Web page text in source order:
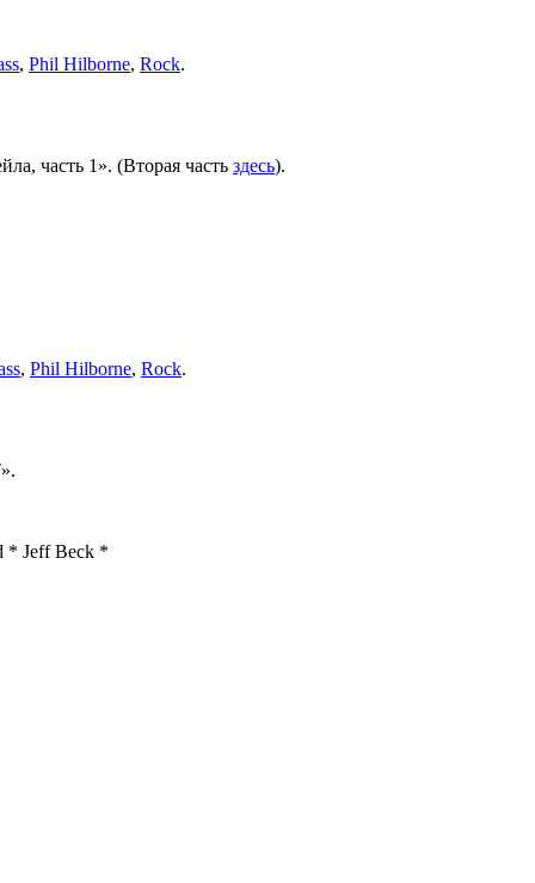
, Phil Hilborne, Rock.
часть 1». (Вторая часть здесь).
, Phil Hilborne, Rock.
* Jeff Beck *